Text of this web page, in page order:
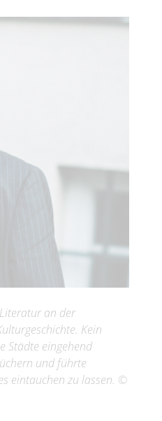
an der
Kein
Städte eingehend
und führte
eintauchen zu lassen. ©